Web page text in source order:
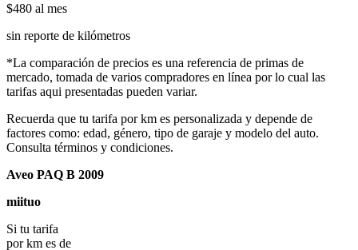
$480 al mes
sin reporte de kilómetros
*La comparación de precios es una referencia de primas de
mercado, tomada de varios compradores en línea por lo cual las
tarifas aqui presentadas pueden variar.
Recuerda que tu tarifa por km es personalizada y depende de
factores como: edad, género, tipo de garaje y modelo del auto.
Consulta términos y condiciones.
Aveo PAQ B 2009
miituo
Si tu tarifa
por km es de